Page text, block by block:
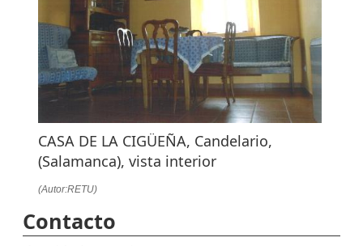
CASA DE LA CIGÜEÑA, Candelario,
(Salamanca), vista interior
(Autor:RETU)
Contacto